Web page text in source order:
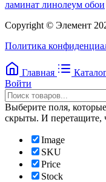
ламинат линолеум обои
Copyright © Элемент
Политика
Главная
Войти
Выберите поля,
скрыты. И перетащите,
Image
SKU
Price
Stock